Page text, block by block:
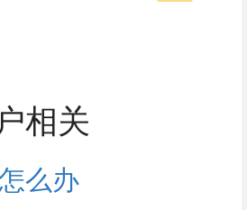
相关
么办